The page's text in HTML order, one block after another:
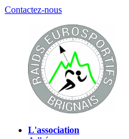
Contactez-nous
L'association